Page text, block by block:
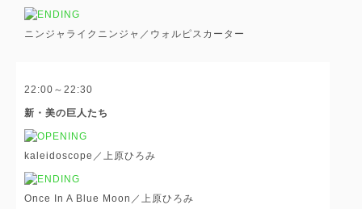
ニンジャライクニンジャ／ウォルピスカーター
22:00～22:30
新・美の巨人たち
kaleidoscope／上原ひろみ
Once In A Blue Moon／上原ひろみ